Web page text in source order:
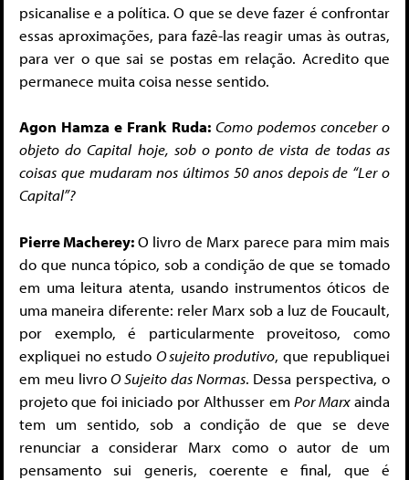
psicanalise e a política. O que se deve fazer é confrontar
essas aproximações, para fazê-las reagir umas às outras,
para ver o que sai se postas em relação. Acredito que
permanece muita coisa nesse sentido.
Agon Hamza e Frank Ruda: Como podemos conceber o
objeto do Capital hoje, sob o ponto de vista de todas as
coisas que mudaram nos últimos 50 anos depois de “Ler o
Capital”?
Pierre Macherey:O livro de Marx parece para mim mais
do que nunca tópico, sob a condição de que se tomado
em uma leitura atenta, usando instrumentos óticos de
uma maneira diferente: reler Marx sob a luz de Foucault,
por exemplo, é particularmente proveitoso, como
expliquei no estudo O sujeito produtivo, que republiquei
em meu livroO Sujeito das Normas. Dessa perspectiva, o
projeto que foi iniciado por Althusser emPor Marxainda
tem um sentido, sob a condição de que se deve
renunciar a considerar Marx como o autor de um
pensamento sui generis, coerente e final, que é